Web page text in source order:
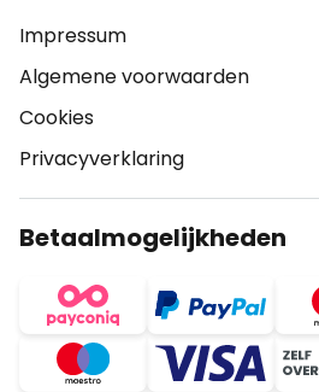
Impressum
Algemene voorwaarden
Cookies
Privacyverklaring
Betaalmogelijkheden